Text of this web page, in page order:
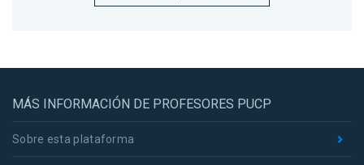
MÁS INFORMACIÓN DE PROFESORES PUCP
Sobre esta plataforma